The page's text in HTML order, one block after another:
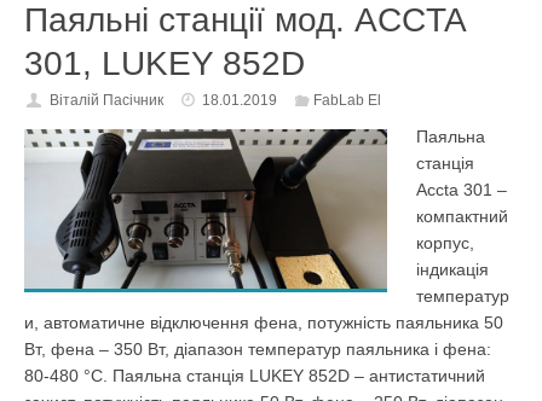
b
o
o
k
Паяльні станції мод. ACCTA
301, LUKEY 852D
Віталій Пасічник 18.01.2019 FabLab El
Паяльна
станція
Accta 301 –
компактний
корпус,
індикація
температур
и, автоматичне відключення фена, потужність паяльника 50
Вт, фена – 350 Вт, діапазон температур паяльника і фена:
80-480 °С. Паяльна станція LUKEY 852D – антистатичний